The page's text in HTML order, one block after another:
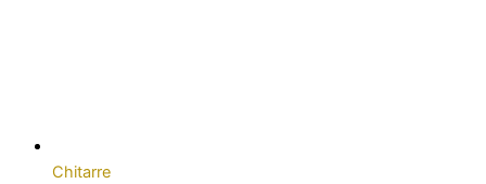
Chitarre